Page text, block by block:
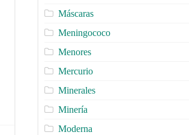
Máscaras
Meningococo
Menores
Mercurio
Minerales
Minería
Moderna